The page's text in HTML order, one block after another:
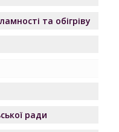
та обігріву
ради